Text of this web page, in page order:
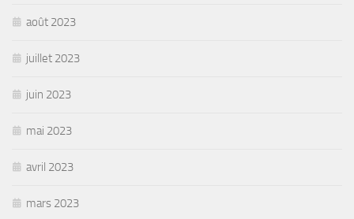
août 2023
juillet 2023
juin 2023
mai 2023
avril 2023
mars 2023